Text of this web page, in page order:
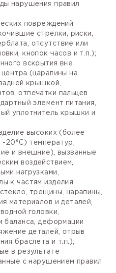
нарушения правил
повреждений
стрелки, риски,
отсутствие или
кнопок часов и т.п.);
вскрытия вне
центра (царапины на
крышкой,
отпечатки пальцев
элемент питания,
уплотнитель крышки и
высоких (более
-20°С) температур;
и внешние), вызванные
воздействием,
нагрузками,
к частям изделия
трещины, царапины,
материалов и деталей,
головки,
баланса, деформации
деталей, отрыв
браслета и т.п.);
в результате
с нарушением правил